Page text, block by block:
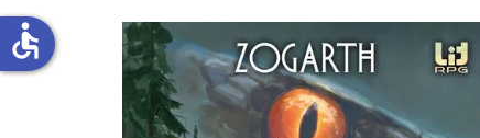
accessible
Zwiększ rozmiar czcionki
Zmniejsz rozmiar czcionki